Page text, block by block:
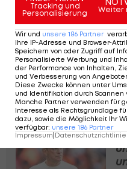
Verbandsgeschichte.
Tracking und
Personalisierung
Weiter
Wir und unsere 186 Partner
Ihre IP-Adresse und Browser-
Speichern von oder Zugriff auf
Personalisierte Werbung und
der Performance von Inhalten,
und Verbesserung von
Diese Zwecke können unter
und Identifikation durch Scannen
Manche Partner verwenden für
Interesse als Rechtsgrundlage
dazu, sowie die Möglichkeit Ihr
verfügbar: unsere 186 Partner
Impressum Datenschutzrichtlinie